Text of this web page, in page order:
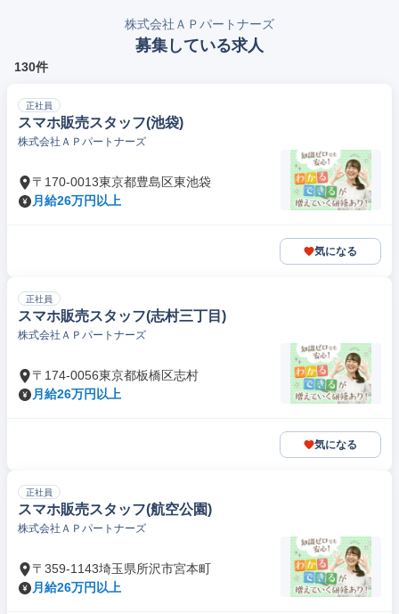
株式会社ＡＰパートナーズ
募集している求人
130件
正社員
スマホ販売スタッフ(池袋)
株式会社ＡＰパートナーズ
〒170-0013東京都豊島区東池袋
月給26万円以上
気になる
正社員
スマホ販売スタッフ(志村三丁目)
株式会社ＡＰパートナーズ
〒174-0056東京都板橋区志村
月給26万円以上
気になる
正社員
スマホ販売スタッフ(航空公園)
株式会社ＡＰパートナーズ
〒359-1143埼玉県所沢市宮本町
月給26万円以上